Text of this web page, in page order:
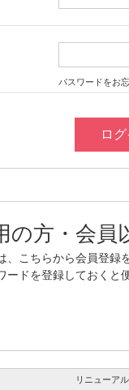
パスワードをお
の方・会員
こちらから会員登録
ードを登録しておくと
リニューア